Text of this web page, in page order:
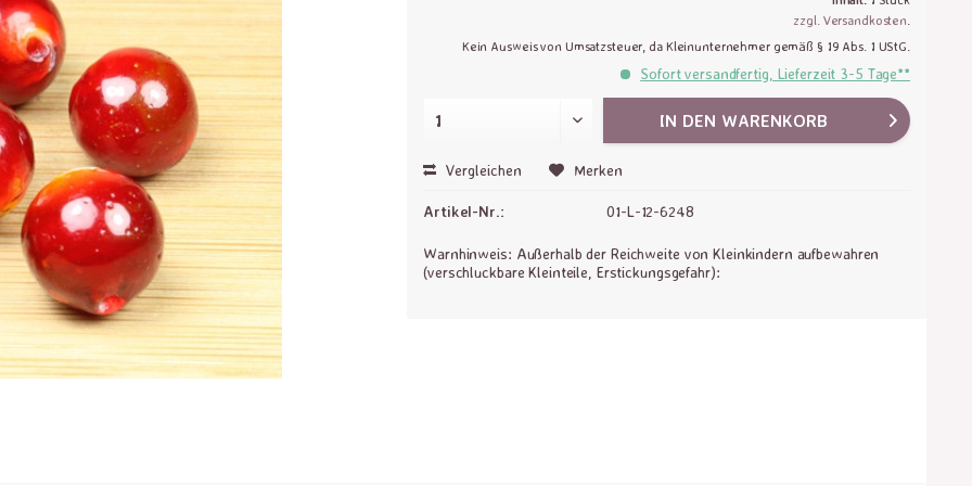
zzgl. Versandkosten.
Kein Ausweis von Umsatzsteuer, da Kleinunternehmer gemäß § 19 Abs. 1 UStG.
Sofort versandfertig, Lieferzeit 3-5 Tage**
IN DEN WARENKORB
Vergleichen Merken
Artikel-Nr.: 01-L-12-6248
Warnhinweis: Außerhalb der Reichweite von Kleinkindern aufbewahren
(verschluckbare Kleinteile, Erstickungsgefahr):